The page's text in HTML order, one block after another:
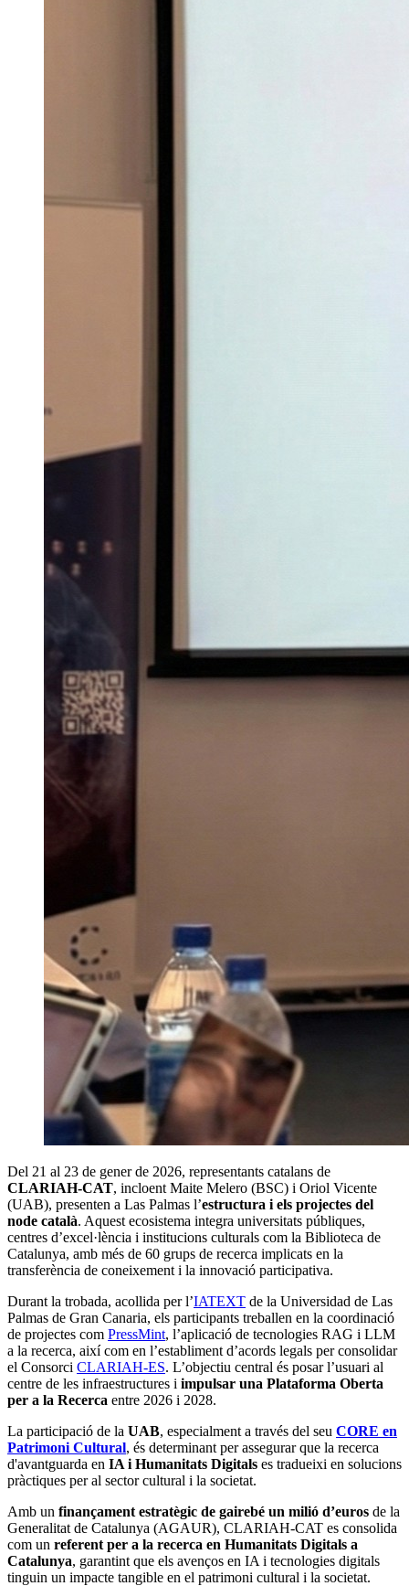
Del 21 al 23 de gener de 2026, representants catalans de
CLARIAH-CAT, incloent Maite Melero (BSC) i Oriol Vicente
(UAB), presenten a Las Palmas l’estructura i els projectes del
node català. Aquest ecosistema integra universitats públiques,
centres d’excel·lència i institucions culturals com la Biblioteca de
Catalunya, amb més de 60 grups de recerca implicats en la
transferència de coneixement i la innovació participativa.
Durant la trobada, acollida per l’IATEXT de la Universidad de Las
Palmas de Gran Canaria, els participants treballen en la coordinació
de projectes com PressMint, l’aplicació de tecnologies RAG i LLM
a la recerca, així com en l’establiment d’acords legals per consolidar
el Consorci CLARIAH-ES. L’objectiu central és posar l’usuari al
centre de les infraestructures i impulsar una Plataforma Oberta
per a la Recerca entre 2026 i 2028.
La participació de la UAB, especialment a través del seu CORE en
Patrimoni Cultural, és determinant per assegurar que la recerca
d'avantguarda en IA i Humanitats Digitals es tradueixi en solucions
pràctiques per al sector cultural i la societat.
Amb un finançament estratègic de gairebé un milió d’euros de la
Generalitat de Catalunya (AGAUR), CLARIAH-CAT es consolida
com un referent per a la recerca en Humanitats Digitals a
Catalunya, garantint que els avenços en IA i tecnologies digitals
tinguin un impacte tangible en el patrimoni cultural i la societat.